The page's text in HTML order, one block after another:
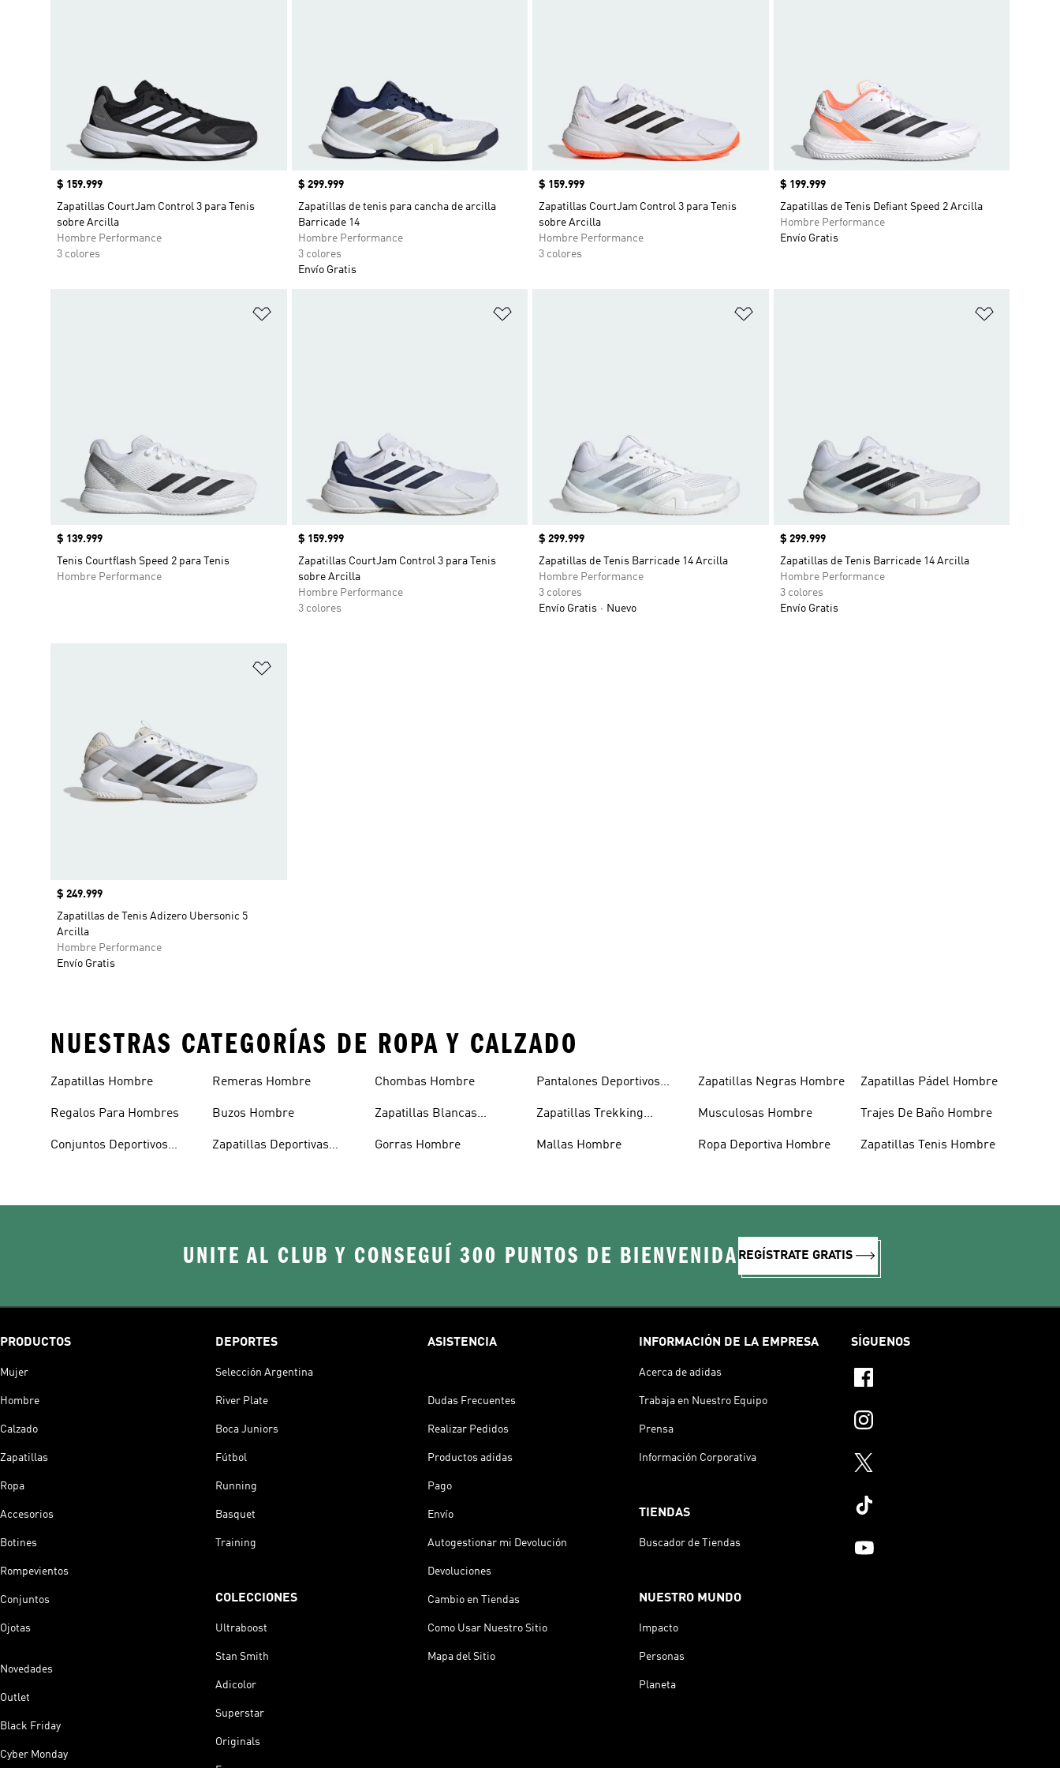
Precio
$ 159.999
Zapatillas CourtJam Control 3 para Tenis
sobre Arcilla
Hombre Performance
3 colores
Precio
$ 299.999
Zapatillas de tenis para cancha de arcilla
Barricade 14
Hombre Performance
3 colores
Envío Gratis
Precio
$ 159.999
Zapatillas CourtJam Control 3 para Tenis
sobre Arcilla
Hombre Performance
3 colores
Precio
$ 199.999
Zapatillas de Tenis Defiant Speed 2 Arcilla
Hombre Performance
Envío Gratis
Precio
$ 139.999
Tenis Courtflash Speed 2 para Tenis
Hombre Performance
Precio
$ 159.999
Zapatillas CourtJam Control 3 para Tenis
sobre Arcilla
Hombre Performance
3 colores
Precio
$ 299.999
Zapatillas de Tenis Barricade 14 Arcilla
Hombre Performance
3 colores
Envío Gratis
Nuevo
Precio
$ 299.999
Zapatillas de Tenis Barricade 14 Arcilla
Hombre Performance
3 colores
Envío Gratis
Precio
$ 249.999
Zapatillas de Tenis Adizero Ubersonic 5
Arcilla
Hombre Performance
Envío Gratis
NUESTRAS CATEGORÍAS DE ROPA Y CALZADO
Zapatillas Hombre
Regalos Para Hombres
Conjuntos Deportivos
Remeras Hombre
Buzos Hombre
Zapatillas Deportivas
Chombas Hombre
Zapatillas Blancas
Gorras Hombre
Pantalones Deportivos
Zapatillas Trekking
Mallas Hombre
Zapatillas Negras Hombre
Musculosas Hombre
Ropa Deportiva Hombre
Zapatillas Pádel Hombre
Trajes De Baño Hombre
Zapatillas Tenis Hombre
UNITE AL CLUB Y CONSEGUÍ 300 PUNTOS DE BIENVENIDA REGÍSTRATE GRATIS
PRODUCTOS
Mujer
Hombre
Calzado
Zapatillas
Ropa
Accesorios
Botines
Rompevientos
Conjuntos
Ojotas
Novedades
Outlet
Black Friday
Cyber Monday
DEPORTES
Selección Argentina
River Plate
Boca Juniors
Fútbol
Running
Basquet
Training
COLECCIONES
Ultraboost
Stan Smith
Adicolor
Superstar
Originals
ASISTENCIA
Dudas Frecuentes
Realizar Pedidos
Productos adidas
Pago
Envío
Autogestionar mi Devolución
Devoluciones
Cambio en Tiendas
Como Usar Nuestro Sitio
Mapa del Sitio
INFORMACIÓN DE LA EMPRESA
Acerca de adidas
Trabaja en Nuestro Equipo
Prensa
Información Corporativa
TIENDAS
Buscador de Tiendas
NUESTRO MUNDO
Impacto
Personas
Planeta
SÍGUENOS